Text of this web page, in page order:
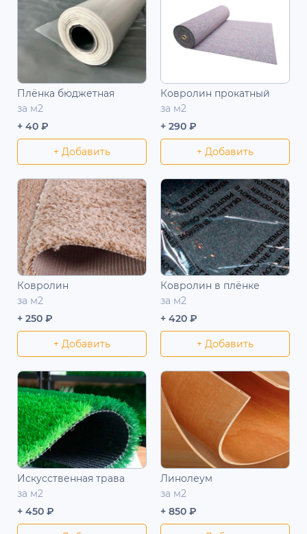
Плёнка бюджетная
за м2
+ 40 ₽
+ Добавить
Ковролин прокатный
за м2
+ 290 ₽
+ Добавить
Ковролин
за м2
+ 250 ₽
+ Добавить
Ковролин в плёнке
за м2
+ 420 ₽
+ Добавить
Искусственная трава
за м2
+ 450 ₽
Линолеум
за м2
+ 850 ₽